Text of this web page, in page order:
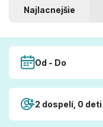
Najlacnejšie
Od - Do
2 dospelí, 0 deti